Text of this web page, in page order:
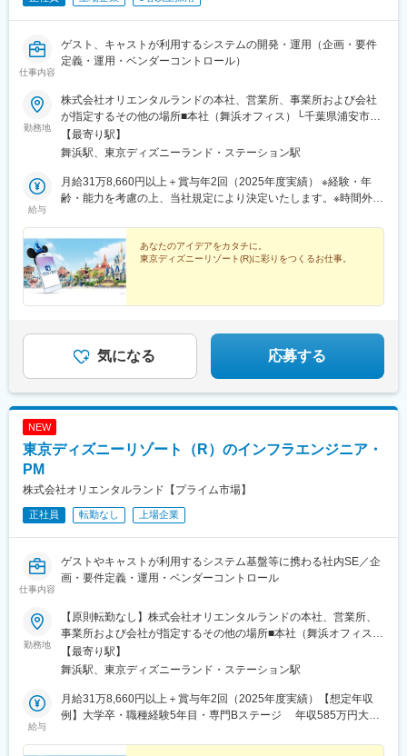
仕事内容
ゲスト、キャストが利用するシステムの開発・運用（企画・要件
定義・運用・ベンダーコントロール）
勤務地
株式会社オリエンタルランドの本社、営業所、事業所および会社
が指定するその他の場所■本社（舞浜オフィス）└千葉県浦安市舞
浜1-1└JR京葉線「舞浜駅」より徒歩10分＼一部リモートワーク可
能／・社内規定あり・頻度などは担当業務やプロジェクト状況な
【最寄り駅】
舞浜駅、東京ディズニーランド・ステーション駅
給与
月給31万8,660円以上＋賞与年2回（2025年度実績） ※経験・年
齢・能力を考慮の上、当社規定により決定いたします。※時間外手
ん。別途支給いたします。※上記月給内にみなし残業代は含まれて
おりません。【想定年収例】大学卒・職種経験5年目・専門Bステ
ージ 年収585万円大学卒・職種経験8年目・専門Aステージ 年
収677万円大学卒・職種経験13年目・専門Aステージ 年収727万
円※時間外勤務15時間／月の場合※経験・年齢・能力を考慮の上、
参考専門B(本求人の募集ポジション）→専門A→スペシャリスト
（リーダー）→マネジメント（管理職）本求人は専門Bでの募集と
なりますが、選考を通じて専門Aステージの提示となる場合はござ
います。
あなたのアイデアをカタチに。
東京ディズニーリゾート(R)に彩りをつくるお仕事。
気になる 応募する
NEW
東京ディズニーリゾート（R）のインフラエンジニア・
PM
株式会社オリエンタルランド【プライム市場】
正社員 転勤なし 上場企業
仕事内容
ゲストやキャストが利用するシステム基盤等に携わる社内SE／企
画・要件定義・運用・ベンダーコントロール
勤務地
【原則転勤なし】株式会社オリエンタルランドの本社、営業所、
事業所および会社が指定するその他の場所■本社（舞浜オフィス）
└千葉県浦安市舞浜1-1└JR京葉線「舞浜駅」より徒歩10分＼一部
リモートワーク可能／・社内規定あり・頻度などは担当業務やプ
内禁煙
【最寄り駅】
舞浜駅、東京ディズニーランド・ステーション駅
給与
月給31万8,660円以上＋賞与年2回（2025年度実績）【想定年収
例】大学卒・職種経験5年目・専門Bステージ 年収585万円大学
経験13年目・専門Aステージ 年収727万円※上記年収例は時間外